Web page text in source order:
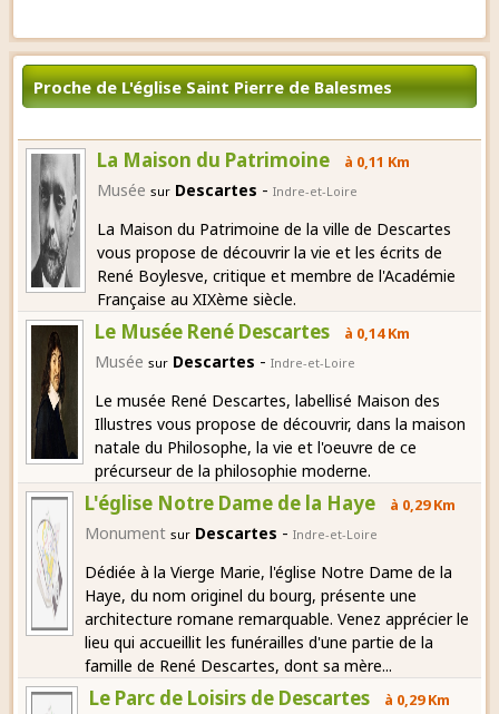
Proche de L'église Saint Pierre de Balesmes
La Maison du Patrimoine à 0,11 Km
Musée sur Descartes -Indre-et-Loire
La Maison du Patrimoine de la ville de Descartes
vous propose de découvrir la vie et les écrits de
René Boylesve, critique et membre de l'Académie
Française au XIXème siècle.
Le Musée René Descartes à 0,14 Km
Musée sur Descartes -Indre-et-Loire
Le musée René Descartes, labellisé Maison des
Illustres vous propose de découvrir, dans la maison
natale du Philosophe, la vie et l'oeuvre de ce
précurseur de la philosophie moderne.
L'église Notre Dame de la Haye à 0,29 Km
Monument sur Descartes - Indre-et-Loire
Dédiée à la Vierge Marie, l'église Notre Dame de la
Haye, du nom originel du bourg, présente une
architecture romane remarquable. Venez apprécier le
lieu qui accueillit les funérailles d'une partie de la
famille de René Descartes, dont sa mère...
Le Parc de Loisirs de Descartes à 0,29 Km